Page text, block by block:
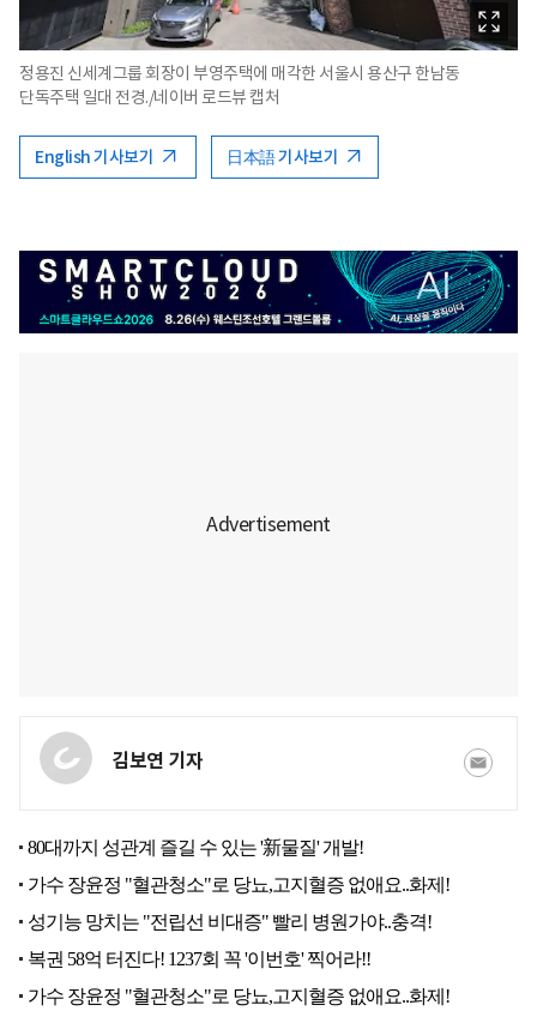
정용진 신세계그룹 회장이 부영주택에 매각한 서울시 용산구 한남동
단독주택 일대 전경./네이버 로드뷰 캡처
English 기사보기 日本語 기사보기
김보연 기자